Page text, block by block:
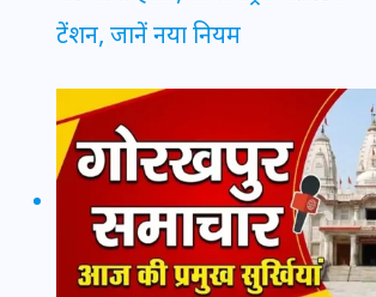
टेंशन, जानें नया नियम